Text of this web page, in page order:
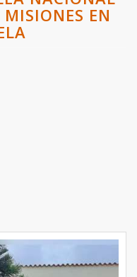
MISIONES EN